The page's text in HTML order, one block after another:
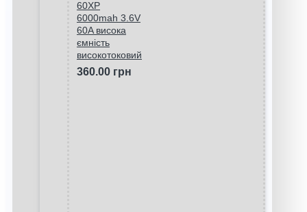
60XP
6000mah 3.6V
60A висока
ємність
високотоковий
360.00 грн